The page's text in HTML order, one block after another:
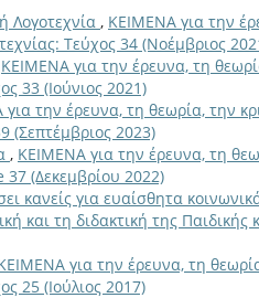
Λογοτεχνία , ΚΕΙΜΕΝΑ για την
Τεύχος 34 (Νοέμβριος
ΚΕΙΜΕΝΑ για την έρευνα, τη
33 (Ιούνιος 2021)
την έρευνα, τη θεωρία, την
(Σεπτέμβριος 2023)
, ΚΕΙΜΕΝΑ για την έρευνα, τη
37 (Δεκεμβρίου 2022)
κανείς για ευαίσθητα
και τη διδακτική της Παιδικής
για την έρευνα, τη
25 (Ιούλιος 2017)